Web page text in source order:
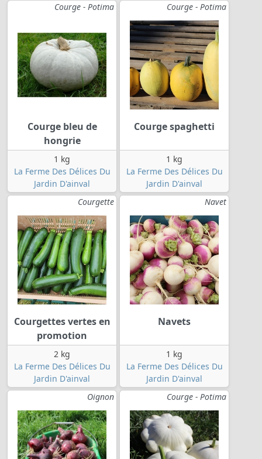
Courge - Potima
Courge bleu de
hongrie
1 kg
La Ferme Des Délices Du
Jardin D'ainval
Courge - Potima
Courge spaghetti
1 kg
La Ferme Des Délices Du
Jardin D'ainval
Courgette
Courgettes vertes en
promotion
2 kg
La Ferme Des Délices Du
Jardin D'ainval
Navet
Navets
1 kg
La Ferme Des Délices Du
Jardin D'ainval
Oignon
Courge - Potima